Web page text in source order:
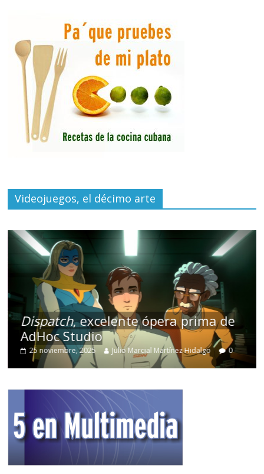
Videojuegos, el décimo arte
Dispatch, excelente ópera prima de
AdHoc Studio
25 noviembre, 2025 Julio Marcial Martínez Hidalgo 0